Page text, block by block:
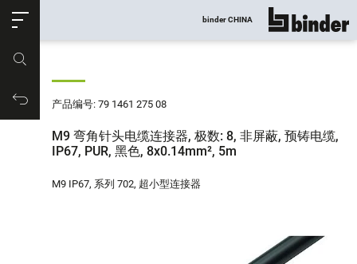
购物车
binder CHINA 显示所有
产品编号: 79 1461 275 08
M9 弯角针头电缆连接器, 极数: 8, 非屏蔽, 预铸电缆,
IP67, PUR, 黑色, 8x0.14mm², 5m
M9 IP67, 系列 702, 超小型连接器